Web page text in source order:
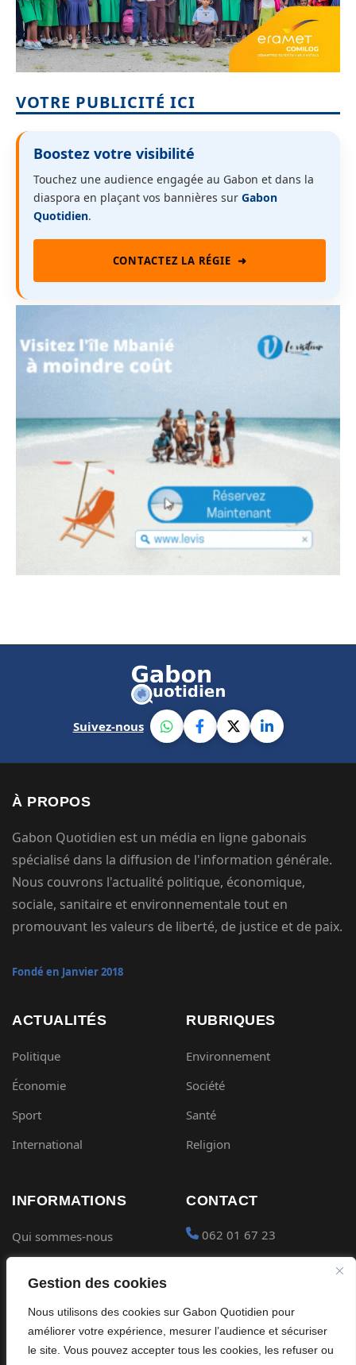
Gestion des cookies
Nous utilisons des cookies sur Gabon Quotidien pour
améliorer votre expérience, mesurer l’audience et sécuriser
le site. Vous pouvez accepter tous les cookies, les refuser ou
VOTRE PUBLICITÉ ICI
Boostez votre visibilité
Touchez une audience engagée au Gabon et dans la
diaspora en plaçant vos bannières sur Gabon
Quotidien.
CONTACTEZ LA RÉGIE ➜
Suivez-nous
À PROPOS
Gabon Quotidien est un média en ligne gabonais
spécialisé dans la diffusion de l'information générale.
Nous couvrons l'actualité politique, économique,
sociale, sanitaire et environnementale tout en
promouvant les valeurs de liberté, de justice et de paix.
Fondé en Janvier 2018
ACTUALITÉS
Politique
Économie
Sport
International
RUBRIQUES
Environnement
Société
Santé
Religion
INFORMATIONS
Qui sommes-nous
Confidentialité
Cookies
CONTACT
062 01 67 23
Placer une Pub
Devenir partenaire